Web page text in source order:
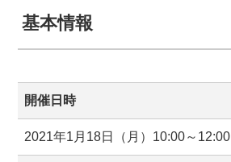
基本情報
開催日時
2021年1月18日（月）10:00～12:00